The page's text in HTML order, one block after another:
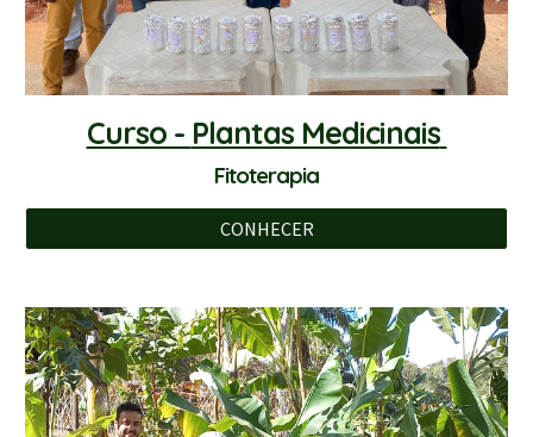
Curso - Plantas Medicinais
Fitoterapia
CONHECER